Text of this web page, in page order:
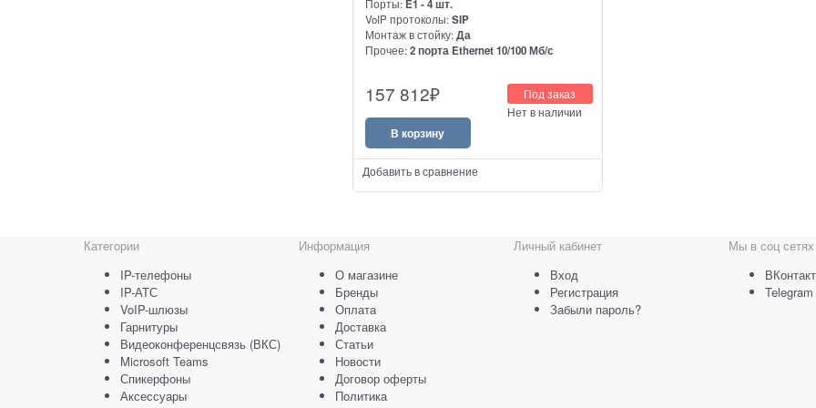
Порты: E1 - 4 шт.
VoIP протоколы:SIP
Монтаж в стойку:Да
Прочее:2 порта Ethernet 10/100 Мб/с
Grandstream GXW4504 - это цифровой VoIP-
шлюз E1 / T1 / J1 на 4 порта для
интеграции цифровых соединительных
линий PSTN и ISDN с сетями VoIP.
157 812₽
Под заказ
Нет в наличии
В корзину
Добавить в сравнение
Категории
IP-телефоны
IP-АТС
VoIP-шлюзы
Гарнитуры
Видеоконференцсвязь (ВКС)
Microsoft Teams
Спикерфоны
Аксессуары
Информация
О магазине
Бренды
Оплата
Доставка
Статьи
Новости
Договор оферты
Политика
Личный кабинет
Вход
Регистрация
Забыли пароль?
Мы в соц сетях
Telegram